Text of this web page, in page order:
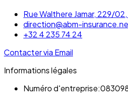
Rue Walthere Jamar, 229/
direction@abm-
+32 4 235 74 24
Contacter via Email
Informations légales
Numéro d'entreprise: